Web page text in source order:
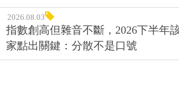
2026.08.03
指數創高但雜音不斷，2026下半年
家點出關鍵：分散不是口號